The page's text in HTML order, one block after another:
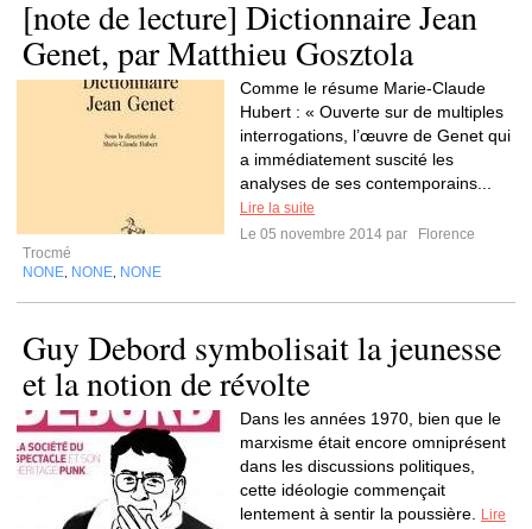
[note de lecture] Dictionnaire Jean
Genet, par Matthieu Gosztola
Comme le résume Marie-Claude
Hubert : « Ouverte sur de multiples
interrogations, l’œuvre de Genet qui
a immédiatement suscité les
analyses de ses contemporains...
Lire la suite
Le 05 novembre 2014 par
Florence
Trocmé
NONE NONE NONE
Guy Debord symbolisait la jeunesse
et la notion de révolte
Dans les années 1970, bien que le
marxisme était encore omniprésent
dans les discussions politiques,
cette idéologie commençait
lentement à sentir la poussière.
Lire